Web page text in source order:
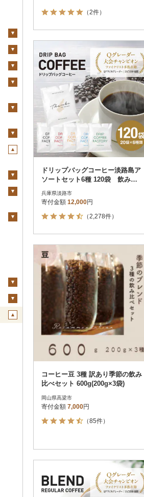
（2件）
ドリップバッグコーヒー淡路島ア
ソートセット6種 120袋 飲み比
兵庫県淡路市
寄付金額 12,000円
（2,278件）
コーヒー豆 3種 訳あり季節の飲み
比べセット 600g(200g×3袋)
岡山県高梁市
寄付金額 7,000円
（85件）